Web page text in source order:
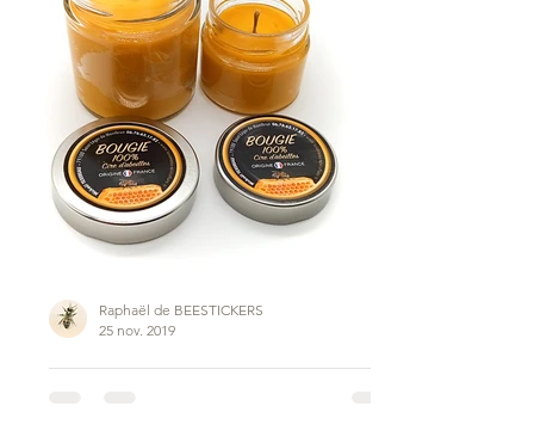
Mickaël TEXEREAU • Saint-Léger-de-Montbru
Raphaël de BEESTICKERS
25 nov. 2019